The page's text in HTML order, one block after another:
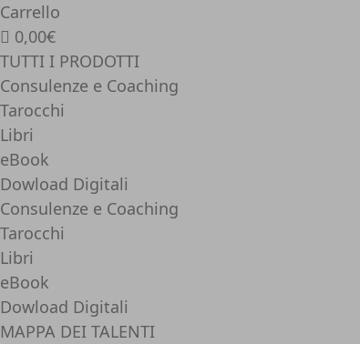
Carrello
0,00€
TUTTI I PRODOTTI
Consulenze e Coaching
Tarocchi
Libri
eBook
Dowload Digitali
Consulenze e Coaching
Tarocchi
Libri
eBook
Dowload Digitali
MAPPA DEI TALENTI